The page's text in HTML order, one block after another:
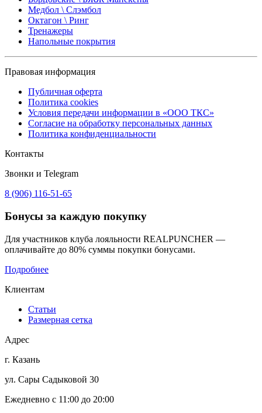
Медбол \ Слэмбол
Октагон \ Ринг
Тренажеры
Напольные покрытия
Правовая информация
Публичная оферта
Политика cookies
Условия передачи информации в «ООО ТКС»
Согласие на обработку персональных данных
Политика конфиденциальности
Контакты
Звонки и Telegram
8 (906) 116-51-65
Бонусы за каждую покупку
Для участников клуба лояльности REALPUNCHER —
оплачивайте до 80% суммы покупки бонусами.
Подробнее
Клиентам
Статьи
Размерная сетка
Адрес
г. Казань
ул. Сары Садыковой 30
Ежедневно с 11:00 до 20:00